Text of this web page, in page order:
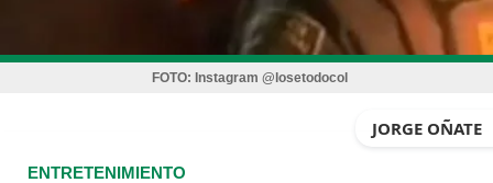
FOTO: Instagram @losetodocol
JORGE OÑATE
ENTRETENIMIENTO